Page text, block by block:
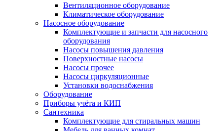
Вентиляционное оборудование
Климатическое оборудование
Насосное оборудование
Комплектующие и запчасти для насосного
оборудования
Насосы повышения давления
Поверхностные насосы
Насосы прочее
Насосы циркуляционные
Установки водоснабжения
Оборудование
Приборы учёта и КИП
Сантехника
Комплектующие для стиральных машин